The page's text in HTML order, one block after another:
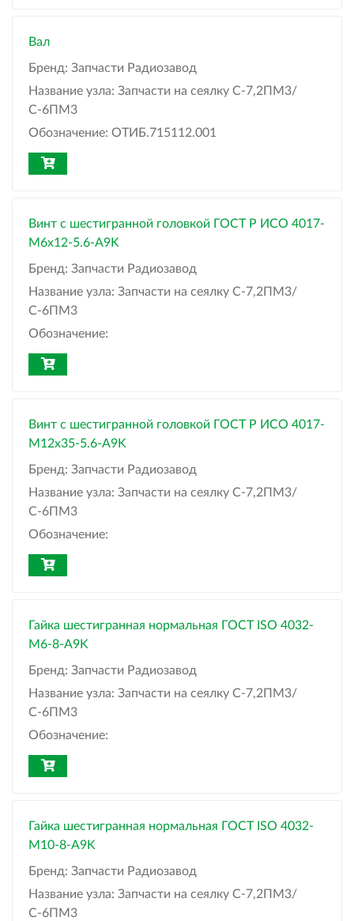
Вал
Бренд: Запчасти Радиозавод
Название узла: Запчасти на сеялку С-7,2ПМ3/
С-6ПМ3
Обозначение: ОТИБ.715112.001
Винт с шестигранной головкой ГОСТ Р ИСО 4017-
М6x12-5.6-A9K
Бренд: Запчасти Радиозавод
Название узла: Запчасти на сеялку С-7,2ПМ3/
С-6ПМ3
Обозначение:
Винт с шестигранной головкой ГОСТ Р ИСО 4017-
М12x35-5.6-A9K
Бренд: Запчасти Радиозавод
Название узла: Запчасти на сеялку С-7,2ПМ3/
С-6ПМ3
Обозначение:
Гайка шестигранная нормальная ГОСТ ISO 4032-
М6-8-A9K
Бренд: Запчасти Радиозавод
Название узла: Запчасти на сеялку С-7,2ПМ3/
С-6ПМ3
Обозначение:
Гайка шестигранная нормальная ГОСТ ISO 4032-
М10-8-A9K
Бренд: Запчасти Радиозавод
Название узла: Запчасти на сеялку С-7,2ПМ3/
С-6ПМ3